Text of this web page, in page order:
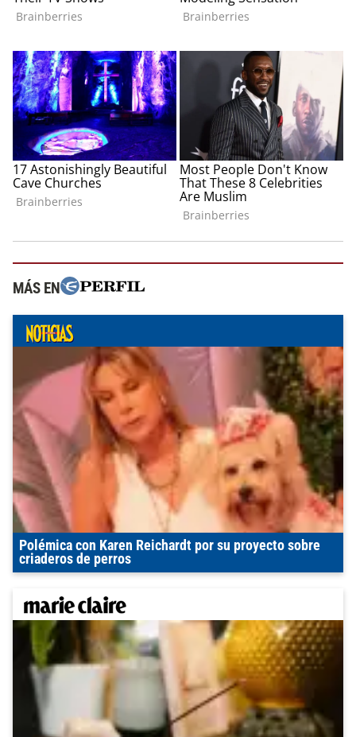
MÁS EN
Polémica con Karen Reichardt por su proyecto sobre
criaderos de perros